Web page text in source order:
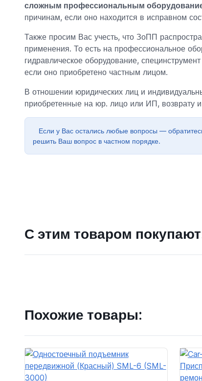
сложным профессиональным
причинам, если оно находится в исправном
Также просим Вас учесть, что ЗоПП
применения. То есть на профессиональное
гидравлическое оборудование,
если оно приобретено частным лицом.
В отношении юридических лиц и
приобретенные на юр. лицо или ИП, возврату
Если у Вас остались любые вопросы —
решить Ваш вопрос в частном порядке.
С этим товаром
Похожие товары: